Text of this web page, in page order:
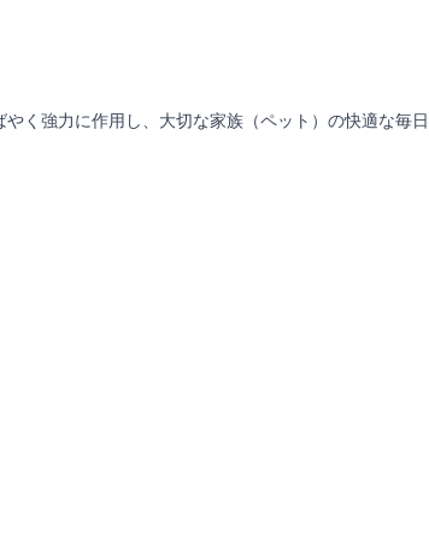
く強力に作用し、大切な家族（ペット）の快適な毎日